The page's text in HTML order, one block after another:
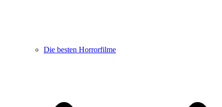
Die besten Horrorfilme